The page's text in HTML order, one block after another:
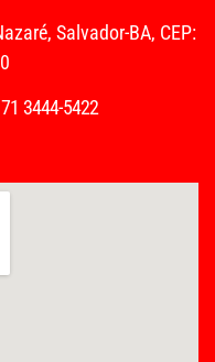
Salvador-BA, CEP:
71 3444-5422